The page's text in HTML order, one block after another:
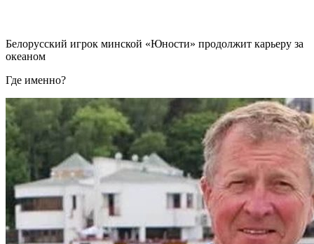
Белорусский игрок минской «Юности» продолжит карьеру за
океаном
Где именно?